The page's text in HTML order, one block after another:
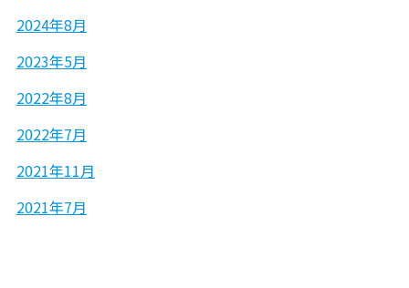
2024年8月
2023年5月
2022年8月
2022年7月
2021年11月
2021年7月